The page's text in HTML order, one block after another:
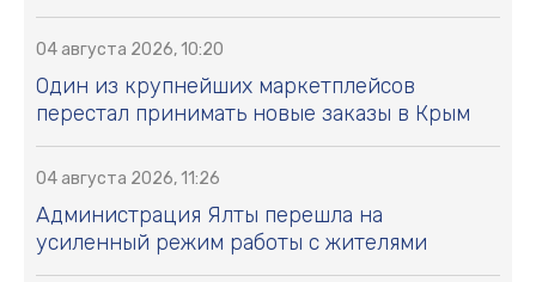
04 августа 2026, 10:20
Один из крупнейших маркетплейсов
перестал принимать новые заказы в Крым
04 августа 2026, 11:26
Администрация Ялты перешла на
усиленный режим работы с жителями